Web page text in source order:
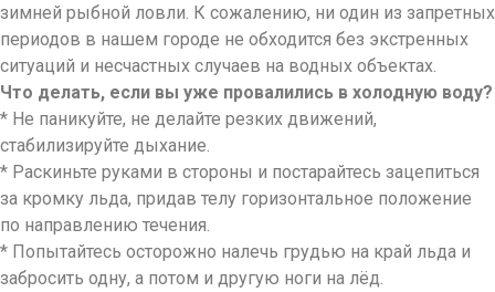
зимней рыбной ловли. К сожалению, ни один из запретных
периодов в нашем городе не обходится без экстренных
ситуаций и несчастных случаев на водных объектах.
Что делать, если вы уже провалились в холодную воду?
* Не паникуйте, не делайте резких движений,
стабилизируйте дыхание.
* Раскиньте руками в стороны и постарайтесь зацепиться
за кромку льда, придав телу горизонтальное положение
по направлению течения.
* Попытайтесь осторожно налечь грудью на край льда и
забросить одну, а потом и другую ноги на лёд.